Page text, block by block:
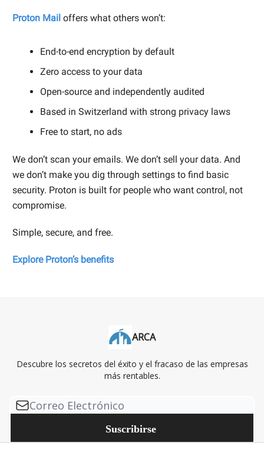
Proton Mail offers what others won’t:
End-to-end encryption by default
Zero access to your data
Open-source and independently audited
Based in Switzerland with strong privacy laws
Free to start, no ads
We don’t scan your emails. We don’t sell your data. And
we don’t make you dig through settings to find basic
security. Proton is built for people who want control, not
compromise.
Simple, secure, and free.
Explore Proton’s benefits
ARCA
Descubre los secretos del éxito y el fracaso de las empresas
más rentables.